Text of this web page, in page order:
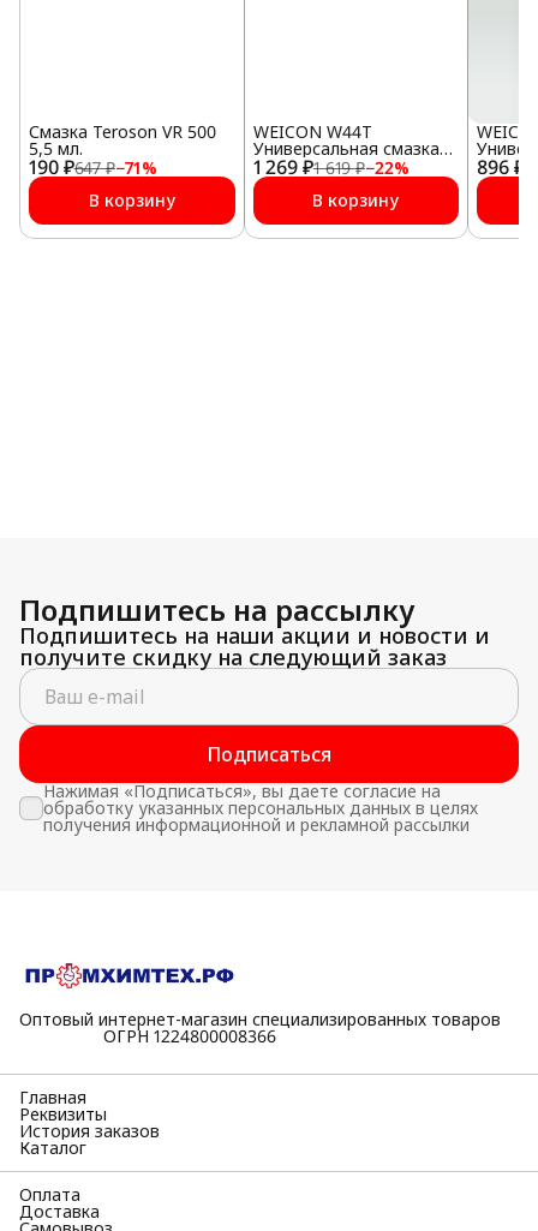
190 ₽647 ₽−71%
Смазка Teroson VR 500
5,5 мл.
В корзину
1 269 ₽1 619 ₽−22%
WEICON W44T
Универсальная смазка
(500 мл) для всех работ
обслуживания и
монтажаВ корзину
896 ₽
(400
Подпишитесь на рассылку
Подпишитесь на наши акции и новости и
получите скидку на следующий заказ
Подписаться
Нажимая «Подписаться», вы даете согласие на
обработку указанных персональных данных в целях
получения информационной и рекламной рассылки
Оптовый интернет-магазин специализированных товаров
⠀⠀⠀⠀⠀⠀⠀ОГРН 1224800008366
Главная
Реквизиты
История заказов
Каталог
Оплата
Доставка